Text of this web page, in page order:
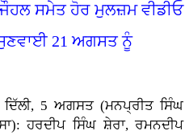
ਜੌਹਲ ਸਮੇਤ ਹੋਰ ਮੁਲਜ਼ਮ ਵੀਡੀਓ
21 ਅਗਸਤ ਨੂੰ
ਦਿੱਲੀ, 5 ਅਗਸਤ (ਮਨਪ੍ਰੀਤ ਸਿੰਘ
ਹਰਦੀਪ ਸਿੰਘ ਸ਼ੇਰਾ, ਰਮਨਦੀਪ